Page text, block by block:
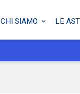
CHI SIAMO LE